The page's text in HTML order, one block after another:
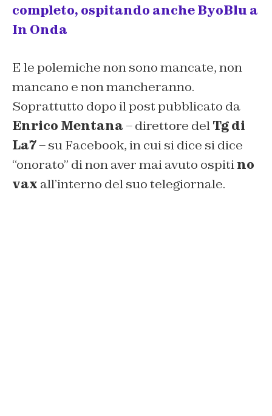
completo, ospitando anche ByoBlu a
In Onda
E le polemiche non sono mancate, non
mancano e non mancheranno.
Soprattutto dopo il post pubblicato da
Enrico Mentana– direttore delTg di
La7– su Facebook, in cui si dice si dice
“onorato” di non aver mai avuto ospitino
vax all’interno del suo telegiornale.